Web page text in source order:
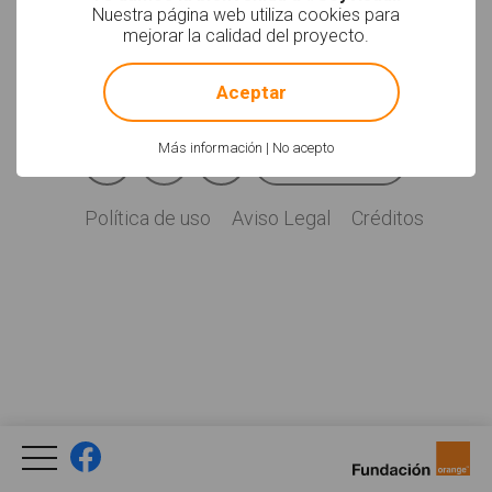
Soyvisual.org es un
Fundación Orange.
Social
FacebookYouTubeTwitter
Newsletter
Política de uso Aviso Legal Créditos
Nuestra página web utiliza cookies para
mejorar la calidad del proyecto.
Más información | No acepto
! Not valid!
Aceptar